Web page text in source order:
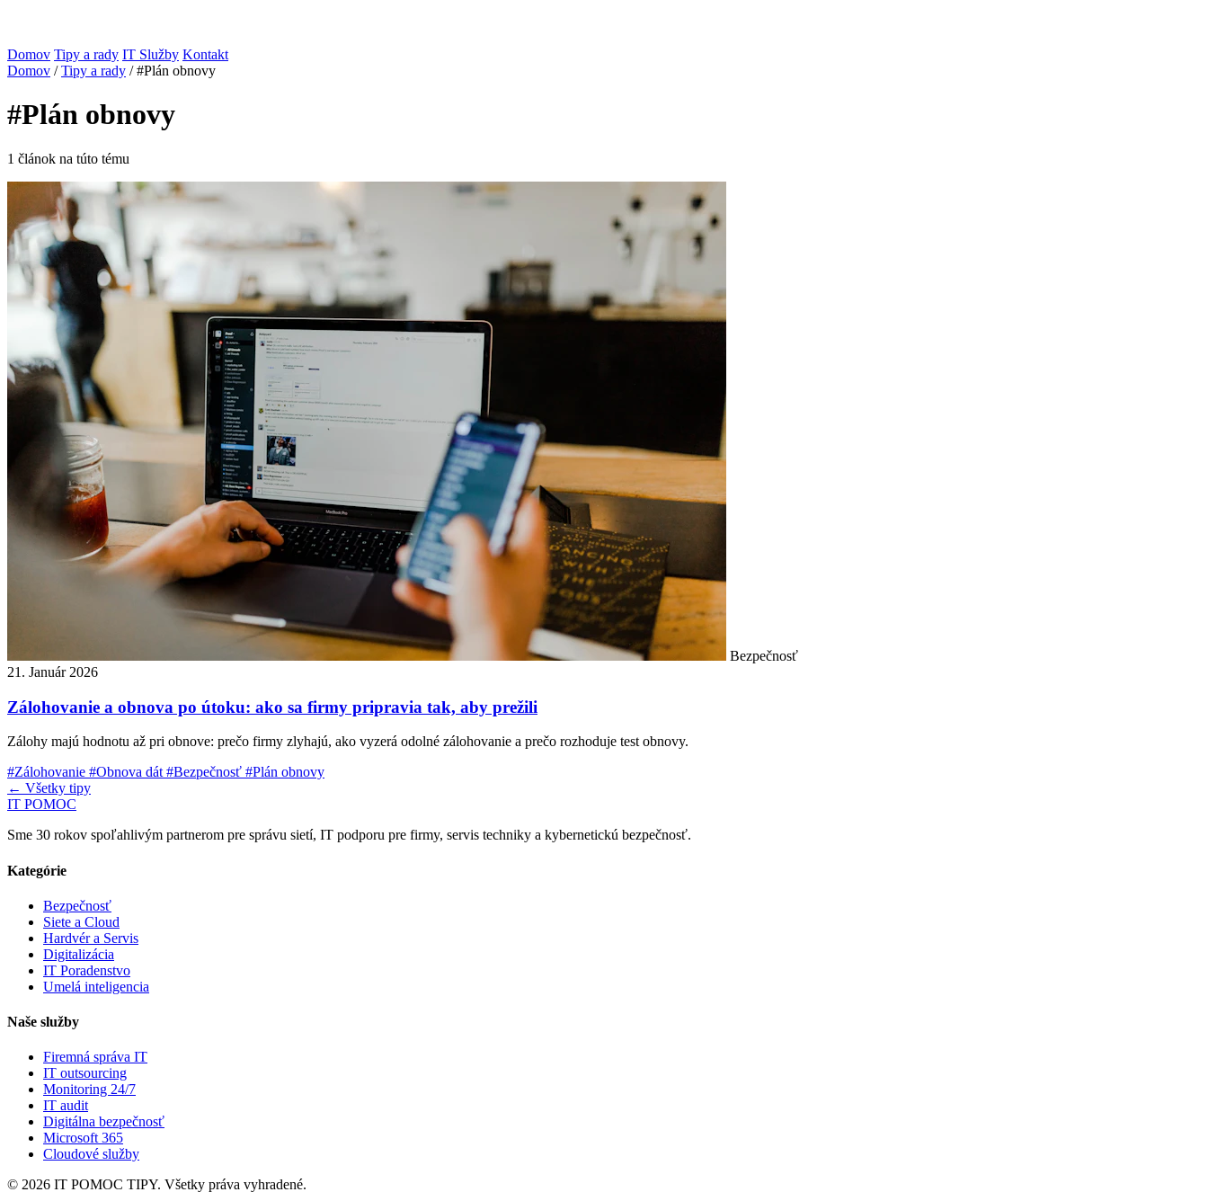
Domov Tipy a rady IT Služby Kontakt
Domov / Tipy a rady / #Plán obnovy
#Plán obnovy
1 článok na túto tému
Bezpečnosť
21. Január 2026
Zálohovanie a obnova po útoku: ako sa firmy pripravia tak, aby prežili
Zálohy majú hodnotu až pri obnove: prečo firmy zlyhajú, ako vyzerá odolné zálohovanie a prečo rozhoduje test obnovy.
#Zálohovanie #Obnova dát #Bezpečnosť #Plán obnovy
← Všetky tipy
IT POMOC
Sme 30 rokov spoľahlivým partnerom pre správu sietí, IT podporu pre firmy, servis techniky a kybernetickú bezpečnosť.
Kategórie
Bezpečnosť
Siete a Cloud
Hardvér a Servis
Digitalizácia
IT Poradenstvo
Umelá inteligencia
Naše služby
Firemná správa IT
IT outsourcing
Monitoring 24/7
IT audit
Digitálna bezpečnosť
Microsoft 365
Cloudové služby
© 2026 IT POMOC TIPY. Všetky práva vyhradené.